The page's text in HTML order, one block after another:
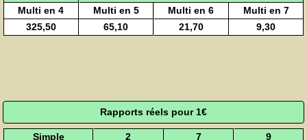
Multi en 4
Multi en 5 Multi en 6
Multi en 7
325,50
65,10 21,70 9,30
Rapports réels pour 1€
Simple 2 7 9